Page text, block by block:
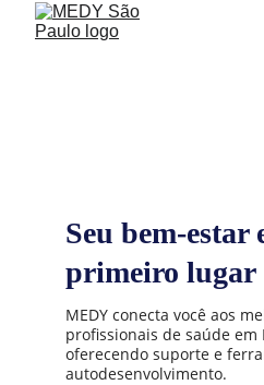
MEDY conecta você aos
profissionais de saúde em
oferecendo suporte e
autodesenvolvimento.
Seu bem-estar
primeiro lugar